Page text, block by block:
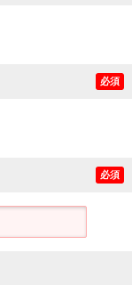
必須
必須